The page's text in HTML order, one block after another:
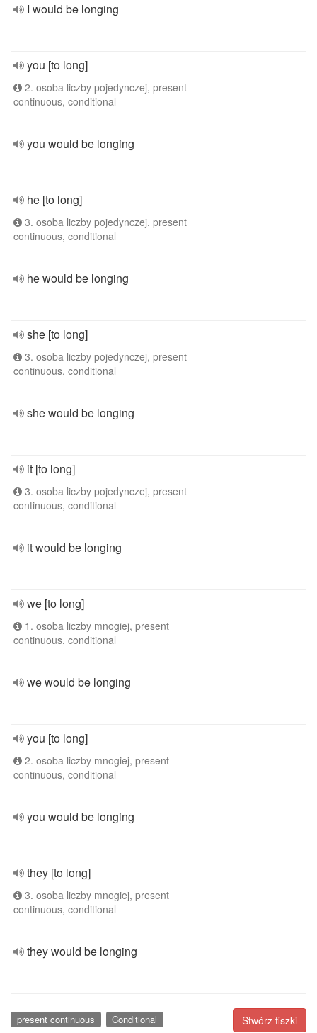
I would be longing
you [to long]
2. osoba liczby pojedynczej, present
continuous, conditional
you would be longing
he [to long]
3. osoba liczby pojedynczej, present
continuous, conditional
he would be longing
she [to long]
3. osoba liczby pojedynczej, present
continuous, conditional
she would be longing
it [to long]
3. osoba liczby pojedynczej, present
continuous, conditional
it would be longing
we [to long]
1. osoba liczby mnogiej, present
continuous, conditional
we would be longing
you [to long]
2. osoba liczby mnogiej, present
continuous, conditional
you would be longing
they [to long]
3. osoba liczby mnogiej, present
continuous, conditional
they would be longing
Stwórz fiszki
present continuous Conditional